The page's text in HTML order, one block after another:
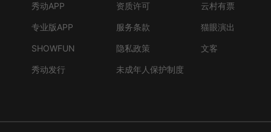
秀动APP
专业版APP
SHOWFUN
秀动发行
资质许可
服务条款
隐私政策
未成年人保护制度
云村有票
猫眼演出
文客